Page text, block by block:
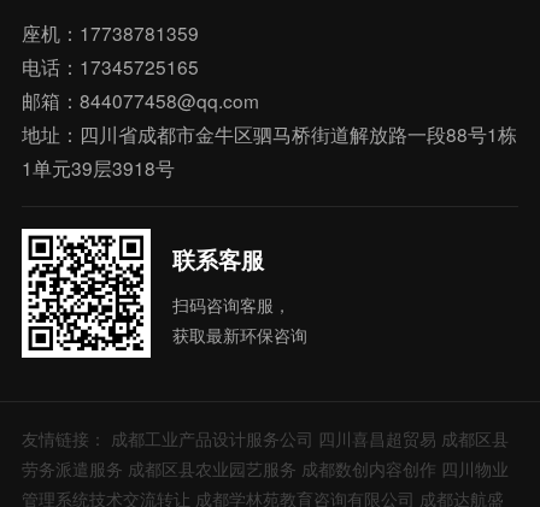
座机：17738781359
电话：17345725165
邮箱：844077458@qq.com
地址：四川省成都市金牛区驷马桥街道解放路一段88号1栋
1单元39层3918号
联系客服
扫码咨询客服，
获取最新环保咨询
友情链接： 成都工业产品设计服务公司 四川喜昌超贸易 成都区县
劳务派遣服务 成都区县农业园艺服务 成都数创内容创作 四川物业
管理系统技术交流转让 成都学林苑教育咨询有限公司 成都达航盛